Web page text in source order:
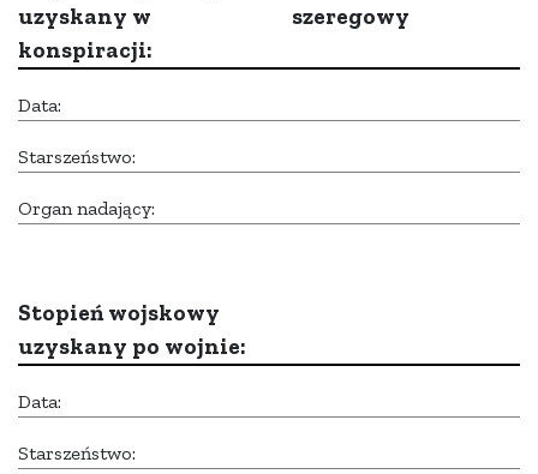
uzyskany w
konspiracji:
szeregowy
Data:
Starszeństwo:
Organ nadający:
Stopień wojskowy
uzyskany po wojnie:
Data:
Starszeństwo: